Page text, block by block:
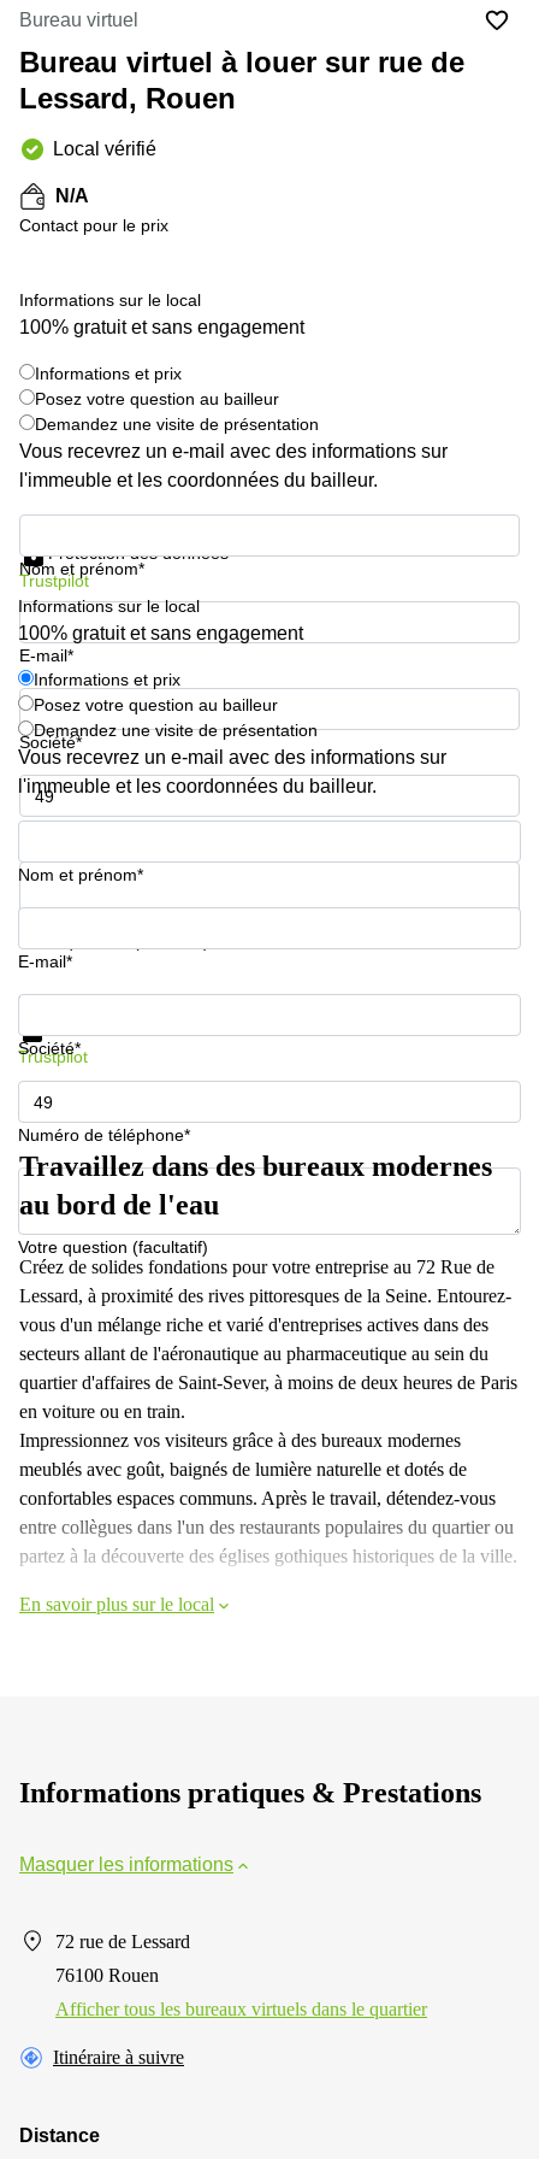
Strasbourg
d'affaires
Toulouse
Toulouse
Coworking
Nice
Lyon
Location
bureaux
Paris
Centre
d'affaires
Montpellier
Bureau virtuel
Bureau virtuel à louer sur rue de
Lessard, Rouen
Local vérifié
N/A
Contact pour le prix
Informations sur le local
100% gratuit et sans engagement
Informations et prix
Posez votre question au bailleur
Demandez une visite de présentation
Vous recevrez un e-mail avec des informations sur
l'immeuble et les coordonnées du bailleur.
Nom et prénom*
E-mail*
Société*
Numéro de téléphone*
Protection des données
Trustpilot
Informations sur le local
100% gratuit et sans engagement
Informations et prix
Posez votre question au bailleur
Demandez une visite de présentation
Vous recevrez un e-mail avec des informations sur
l'immeuble et les coordonnées du bailleur.
Nom et prénom*
E-mail*
Société*
Numéro de téléphone*
Votre question (facultatif)
Informations et prix
Trustpilot
Travaillez dans des bureaux modernes
au bord de l'eau
Créez de solides fondations pour votre entreprise au 72 Rue de
Lessard, à proximité des rives pittoresques de la Seine. Entourez-
vous d'un mélange riche et varié d'entreprises actives dans des
secteurs allant de l'aéronautique au pharmaceutique au sein du
quartier d'affaires de Saint-Sever, à moins de deux heures de Paris
en voiture ou en train.
Impressionnez vos visiteurs grâce à des bureaux modernes
meublés avec goût, baignés de lumière naturelle et dotés de
confortables espaces communs. Après le travail, détendez-vous
entre collègues dans l'un des restaurants populaires du quartier ou
partez à la découverte des églises gothiques historiques de la ville.
En savoir plus sur le local
Informations pratiques & Prestations
Masquer les informations
72 rue de Lessard
76100 Rouen
Afficher tous les bureaux virtuels dans le quartier
Itinéraire à suivre
Distance